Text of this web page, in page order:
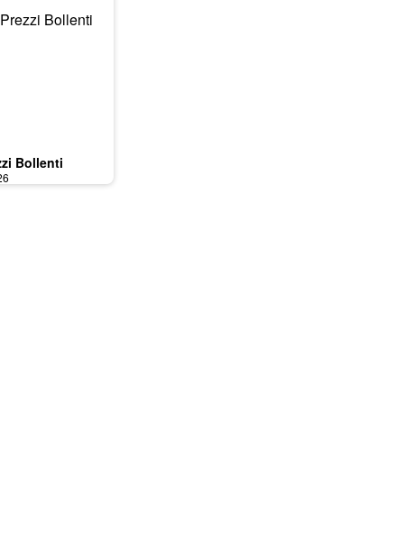
Bollenti